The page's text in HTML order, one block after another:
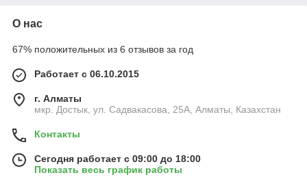
О нас
67% положительных из 6 отзывов за год
Работает с 06.10.2015
г. Алматы
мкр. Достык, ул. Садвакасова, 25А, Алматы, Казахстан
Контакты
Сегодня работает с 09:00 до 18:00
Показать весь график работы